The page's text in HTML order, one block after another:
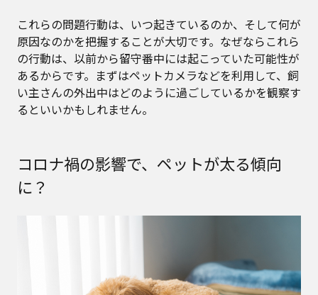
これらの問題行動は、いつ起きているのか、そして何が
原因なのかを把握することが大切です。なぜならこれら
の行動は、以前から留守番中には起こっていた可能性が
あるからです。まずはペットカメラなどを利用して、飼
い主さんの外出中はどのように過ごしているかを観察す
るといいかもしれません。
コロナ禍の影響で、ペットが太る傾向
に？